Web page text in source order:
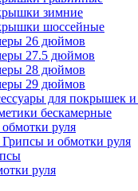
зимние
шоссейные
26 дюймов
27.5 дюймов
28 дюймов
29 дюймов
для покрышек
бескамерные
руля
и обмотки руля
руля